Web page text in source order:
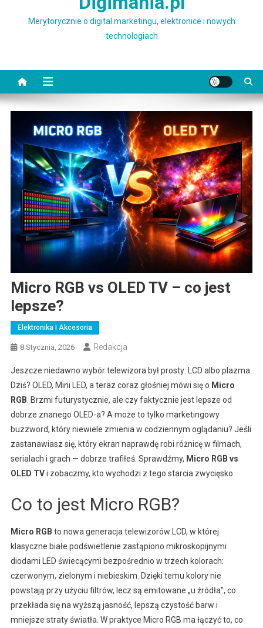
Merytorycznie o digital marketingu, elektronice i nowych
technologiach
Micro RGB vs OLED TV – co jest
lepsze?
Elektronika I Akcesoria
8 Stycznia, 2026 Redakcja
Jeszcze niedawno wybór telewizora był prosty: LCD albo plazma.
Dziś? OLED, Mini LED, a teraz coraz głośniej mówi się o Micro
RGB . Brzmi futurystycznie, ale czy faktycznie jest lepsze od
dobrze znanego OLED-a? A może to tylko marketingowy
buzzword, który niewiele zmienia w codziennym oglądaniu? Jeśli
zastanawiasz się, który ekran naprawdę robi różnicę w filmach,
serialach i grach — dobrze trafiłeś. Sprawdźmy, Micro RGB vs
OLED TVi zobaczmy, kto wychodzi z tego starcia zwycięsko.
Co to jest Micro RGB?
Micro RGB to nowa generacja telewizorów LCD, w której
klasyczne białe podświetlenie zastąpiono mikroskopijnymi
diodami LED świecącymi bezpośrednio w trzech kolorach:
czerwonym, zielonym i niebieskim. Dzięki temu kolory nie
powstają przy użyciu filtrów, lecz są emitowane „u źródła”, co
przekłada się na wyższą jasność, lepszą czystość barw i
mniejsze straty światła. W praktyce Micro RGB ma łączyć to, co